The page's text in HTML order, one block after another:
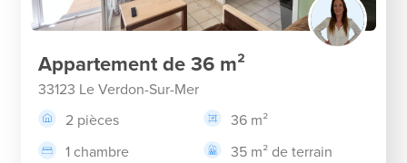
Appartement de 36 m²
33123 Le Verdon-Sur-Mer
2 pièces
36 m²
1 chambre
35 m² de terrain